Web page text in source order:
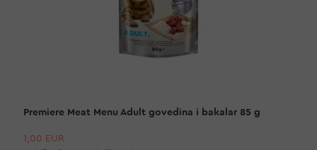
Premiere Meat Menu Adult govedina i bakalar 85 g
1,00 EUR